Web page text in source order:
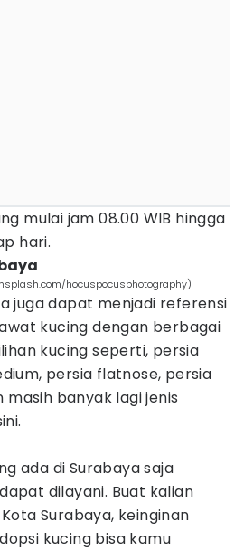
mulai jam 08.00 WIB hingga
hari.
hocuspocusphotography)
juga dapat menjadi referensi
kucing dengan berbagai
kucing seperti, persia
persia flatnose, persia
banyak lagi jenis
ada di Surabaya saja
dilayani. Buat kalian
Surabaya, keinginan
kucing bisa kamu